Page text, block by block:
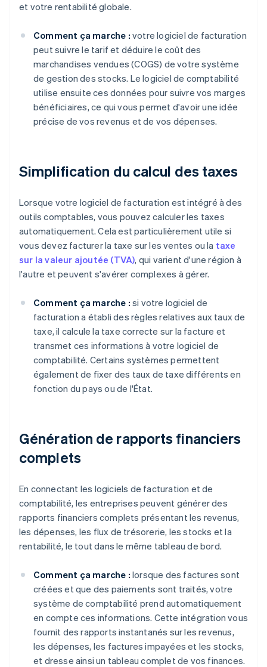
et votre rentabilité globale.
Comment ça marche : votre logiciel de facturation
peut suivre le tarif et déduire le coût des
marchandises vendues (COGS) de votre système
de gestion des stocks. Le logiciel de comptabilité
utilise ensuite ces données pour suivre vos marges
bénéficiaires, ce qui vous permet d'avoir une idée
précise de vos revenus et de vos dépenses.
Simplification du calcul des taxes
Lorsque votre logiciel de facturation est intégré à des
outils comptables, vous pouvez calculer les taxes
automatiquement. Cela est particulièrement utile si
vous devez facturer la taxe sur les ventes ou la taxe
sur la valeur ajoutée (TVA), qui varient d'une région à
l'autre et peuvent s'avérer complexes à gérer.
Comment ça marche : si votre logiciel de
facturation a établi des règles relatives aux taux de
taxe, il calcule la taxe correcte sur la facture et
transmet ces informations à votre logiciel de
comptabilité. Certains systèmes permettent
également de fixer des taux de taxe différents en
fonction du pays ou de l'État.
Génération de rapports financiers
complets
En connectant les logiciels de facturation et de
comptabilité, les entreprises peuvent générer des
rapports financiers complets présentant les revenus,
les dépenses, les flux de trésorerie, les stocks et la
rentabilité, le tout dans le même tableau de bord.
Comment ça marche : lorsque des factures sont
créées et que des paiements sont traités, votre
système de comptabilité prend automatiquement
en compte ces informations. Cette intégration vous
fournit des rapports instantanés sur les revenus,
les dépenses, les factures impayées et les stocks,
et dresse ainsi un tableau complet de vos finances.